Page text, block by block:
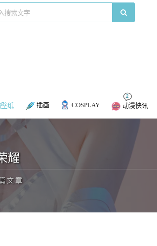
纸 插画 COSPLAY
2
动漫快讯
耀
文章